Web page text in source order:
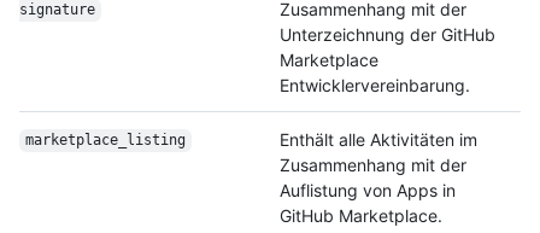
signature
Zusammenhang mit der
Unterzeichnung der GitHub
Marketplace
Entwicklervereinbarung.
marketplace_listing
Enthält alle Aktivitäten im
Zusammenhang mit der
Auflistung von Apps in
GitHub Marketplace.